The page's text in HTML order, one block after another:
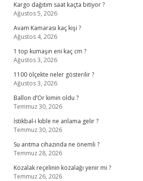
Kargo dağıtım saat kaçta bitiyor ?
Ağustos 5, 2026
Avam Kamarası kaç kişi ?
Ağustos 4, 2026
1 top kumaşın eni kaç cm ?
Ağustos 3, 2026
1100 ölçekte neler gösterilir ?
Ağustos 3, 2026
Ballon d’Or kimin oldu ?
Temmuz 30, 2026
İstikbal-i kıble ne anlama gelir ?
Temmuz 30, 2026
Su arıtma cihazında ne önemli ?
Temmuz 28, 2026
Kozalak reçelinin kozalağı yenir mi ?
Temmuz 26, 2026